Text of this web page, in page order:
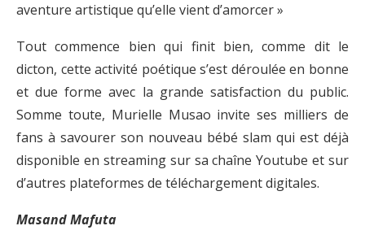
aventure artistique qu’elle vient d’amorcer »
Tout commence bien qui finit bien, comme dit le
dicton, cette activité poétique s’est déroulée en bonne
et due forme avec la grande satisfaction du public.
Somme toute, Murielle Musao invite ses milliers de
fans à savourer son nouveau bébé slam qui est déjà
disponible en streaming sur sa chaîne Youtube et sur
d’autres plateformes de téléchargement digitales.
Masand Mafuta